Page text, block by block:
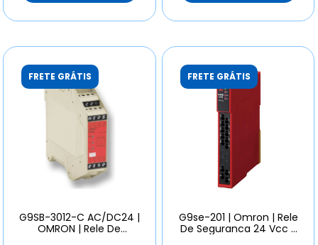
FRETE GRÁTIS
G9SB-3012-C AC/DC24 |
OMRON | Rele De
FRETE GRÁTIS
G9se-201 | Omron | Rele
De Seguranca 24 Vcc 2